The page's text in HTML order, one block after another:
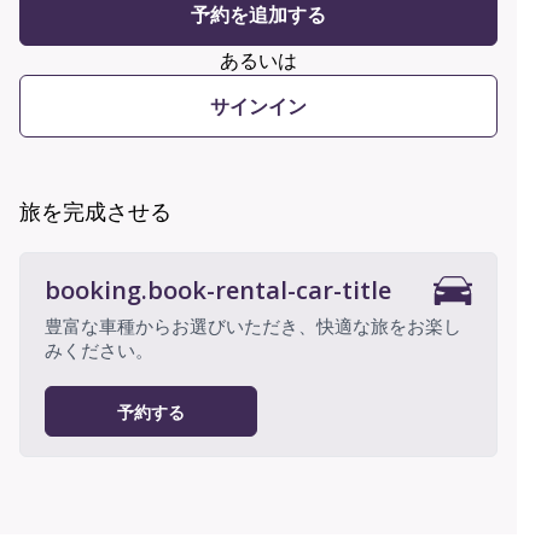
予約を追加する
あるいは
サインイン
旅を完成させる
booking.book-rental-car-title
豊富な車種からお選びいただき、快適な旅をお楽し
みください。
予約する